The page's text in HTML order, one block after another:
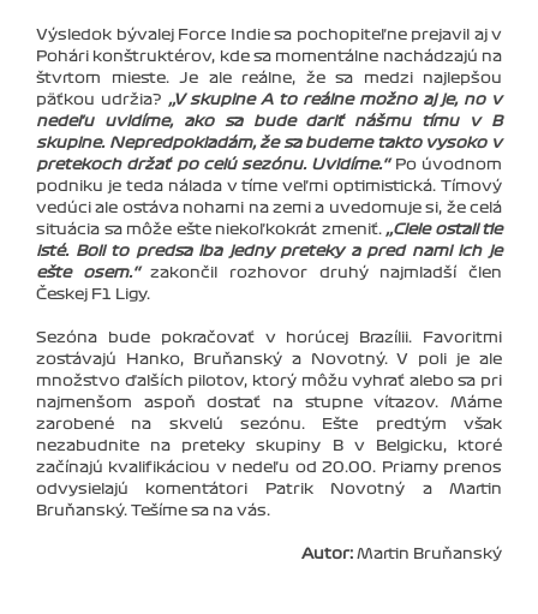
Výsledok bývalej Force Indie sa pochopiteľne prejavil aj v
Pohári konštruktérov, kde sa momentálne nachádzajú na
štvrtom mieste. Je ale reálne, že sa medzi najlepšou
päťkou udržia? ‚‚V skupine A to reálne možno aj je, no v
nedeľu uvidíme, ako sa bude dariť nášmu tímu v B
skupine. Nepredpokladám, že sa budeme takto vysoko v
pretekoch držať po celú sezónu. Uvidíme.‘‘Po úvodnom
podniku je teda nálada v tíme veľmi optimistická. Tímový
vedúci ale ostáva nohami na zemi a uvedomuje si, že celá
situácia sa môže ešte niekoľkokrát zmeniť. ‚‚Ciele ostali tie
isté. Boli to predsa iba jedny preteky a pred nami ich je
ešte osem.‘‘zakončil rozhovor druhý najmladší člen
Českej F1 Ligy.
Sezóna bude pokračovať v horúcej Brazílii. Favoritmi
zostávajú Hanko, Bruňanský a Novotný. V poli je ale
množstvo ďalších pilotov, ktorý môžu vyhrať alebo sa pri
najmenšom aspoň dostať na stupne víťazov. Máme
zarobené na skvelú sezónu. Ešte predtým však
nezabudnite na preteky skupiny B v Belgicku, ktoré
začínajú kvalifikáciou v nedeľu od 20.00. Priamy prenos
odvysielajú komentátori Patrik Novotný a Martin
Bruňanský. Tešíme sa na vás.
Autor: Martin Bruňanský